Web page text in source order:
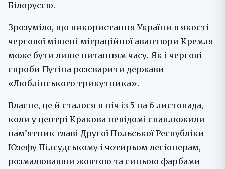
Білоруссю.
Зрозуміло, що використання України в якості
чергової мішені міграційної авантюри Кремля
може бути лише питанням часу. Як і чергові
спроби Путіна розсварити держави
«Люблінського трикутника».
Власне, це й сталося в ніч із 5 на 6 листопада,
коли у центрі Кракова невідомі спаплюжили
пам’ятник главі Другої Польської Республіки
Юзефу Пілсудському і чотирьом легіонерам,
розмалювавши жовтою та синьою фарбами